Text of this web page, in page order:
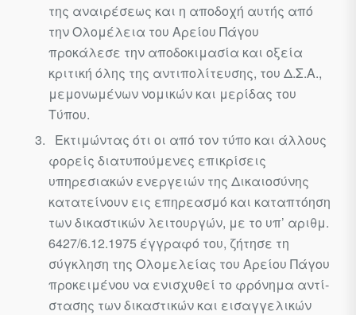
της αναιρέσεως και η αποδοχή αυτής από
την Ολομέ­λεια του Αρείου Πάγου
προκάλεσε την αποδοκιμασία και οξεία
κριτι­κή όλης της αντιπολίτευσης, του Δ.Σ.Α.,
μεμονωμένων νομικών και μερίδας του
Τύπου.
Εκτιμώντας ότι οι από τον τύπο και άλλους
φορείς διατυπούμενες επικρίσεις
υπηρεσιακών ενεργειών της Δικαιοσύνης
κατατείνουν εις επηρεασμό και καταπτόηση
των δικαστικών λειτουργών, με το υπ’ αριθμ.
6427/6.12.1975 έγγραφό του, ζήτησε τη
σύγκληση της Ολομε­λείας του Αρείου Πάγου
προκειμένου να ενισχυθεί το φρόνημα αντί­
στασης των δικαστικών και εισαγγελικών